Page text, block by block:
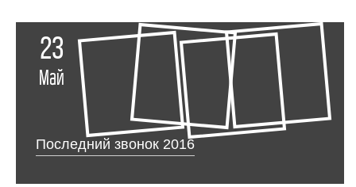
23
Май
Последний звонок 2016